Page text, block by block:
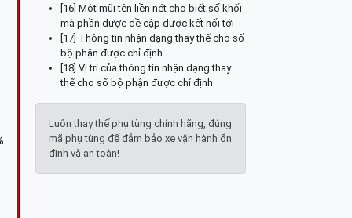
[16] Một mũi tên liền nét cho biết số khối
mà phần được đề cập được kết nối tới
[17] Thông tin nhận dạng thay thế cho số
bộ phận được chỉ định
[18] Vị trí của thông tin nhận dạng thay
thế cho số bộ phận được chỉ định
Luôn thay thế phụ tùng chính hãng, đúng
mã phụ tùng để đảm bảo xe vận hành ổn
định và an toàn!